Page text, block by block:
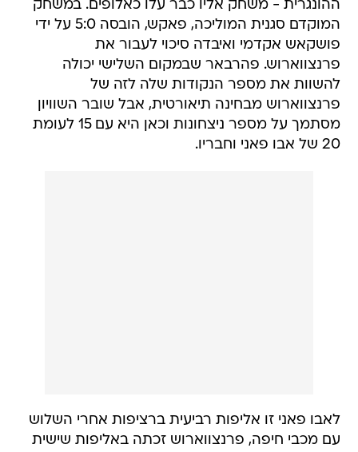
ההונגרית - משחק אליו כבר עלו כאלופים. במשחק
המוקדם סגנית המוליכה, פאקש, הובסה 5:0 על ידי
פושקאש אקדמי ואיבדה סיכוי לעבור את
פרנצווארוש. פהרבאר שבמקום השלישי יכולה
להשוות את מספר הנקודות שלה לזה של
פרנצווארוש מבחינה תיאורטית, אבל שובר השוויון
מסתמך על מספר ניצחונות וכאן היא עם 15 לעומת
20 של אבו פאני וחבריו.
לאבו פאני זו אליפות רביעית ברציפות אחרי השלוש
עם מכבי חיפה, פרנצווארוש זכתה באליפות שישית